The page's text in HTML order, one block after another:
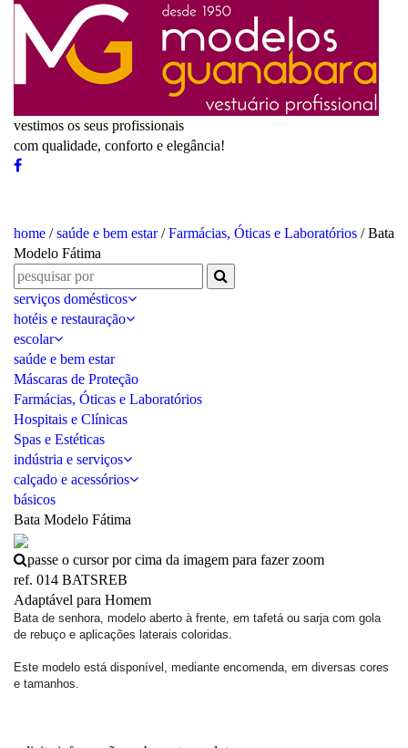
vestimos os seus profissionais
com qualidade, conforto e elegância!
home /saúde e bem estar/Farmácias, Óticas e Laboratórios / Bata
Modelo Fátima
serviços domésticos
hotéis e restauração
escolar
saúde e bem estar
Máscaras de Proteção
Farmácias, Óticas e Laboratórios
Hospitais e Clínicas
Spas e Estéticas
indústria e serviços
calçado e acessórios
básicos
Bata Modelo Fátima
passe o cursor por cima da imagem para fazer zoom
ref. 014 BATSREB
Adaptável para Homem
Bata de senhora, modelo aberto à frente, em tafetá ou sarja com gola
de rebuço e aplicações laterais coloridas.
Este modelo está disponível, mediante encomenda, em diversas cores
e tamanhos.